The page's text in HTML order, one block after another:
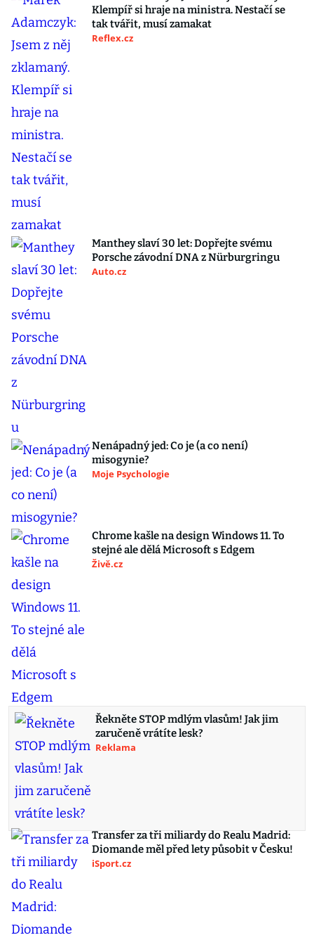
Klempíř si hraje na ministra. Nestačí se
tak tvářit, musí zamakat
Reflex.cz
Manthey slaví 30 let: Dopřejte svému
Porsche závodní DNA z Nürburgringu
Auto.cz
Nenápadný jed: Co je (a co není)
misogynie?
Moje Psychologie
Chrome kašle na design Windows 11. To
stejné ale dělá Microsoft s Edgem
Živě.cz
Řekněte STOP mdlým vlasům! Jak jim
zaručeně vrátíte lesk?
Reklama
Transfer za tři miliardy do Realu Madrid:
Diomande měl před lety působit v Česku!
iSport.cz